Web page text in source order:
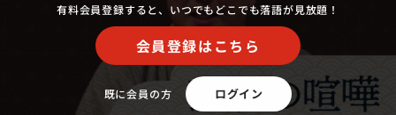
有料会員登録すると、いつでもどこでも落語が見放題！
会員登録はこちら
既に会員の方 ログイン